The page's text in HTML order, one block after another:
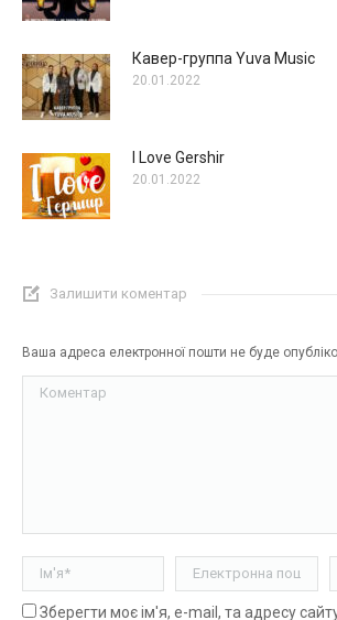
Кавер-группа Yuva Music
20.01.2022
I Love Gershir
20.01.2022
Залишити коментар
Ваша адреса електронної пошти не буде
Коментар
Ім'я * Електронна пошта *
Зберегти моє ім'я, e-mail, та адресу